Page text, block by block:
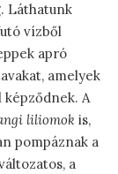
Láthatunk
vízből
apró
amelyek
A
liliomok is,
pompáznak a
a